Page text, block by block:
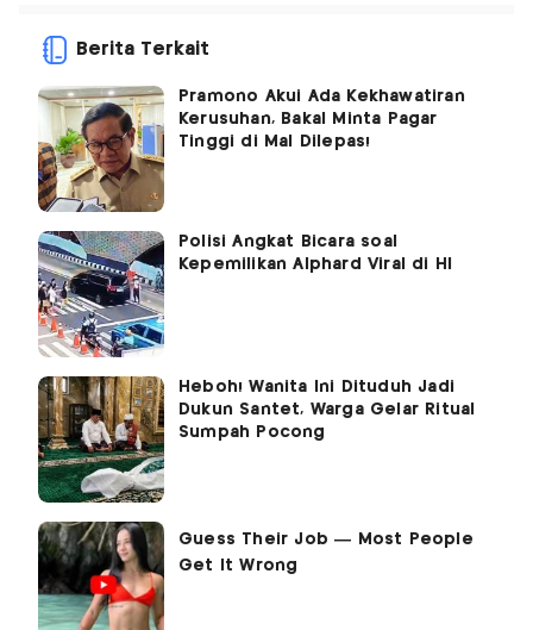
Berita Terkait
Pramono Akui Ada Kekhawatiran
Kerusuhan, Bakal Minta Pagar
Tinggi di Mal Dilepas!
Polisi Angkat Bicara soal
Kepemilikan Alphard Viral di HI
Heboh! Wanita Ini Dituduh Jadi
Dukun Santet, Warga Gelar Ritual
Sumpah Pocong